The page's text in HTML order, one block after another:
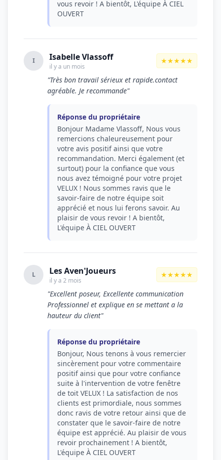
vous revoir ! A bientôt, L'équipe À CIEL
OUVERT
I Isabelle Vlassoff
il y a un mois
★★★★★
"Très bon travail sérieux et rapide.contact
agréable. Je recommande"
Réponse du propriétaire
Bonjour Madame Vlassoff, Nous vous
remercions chaleureusement pour
votre avis positif ainsi que votre
recommandation. Merci également (et
surtout) pour la confiance que vous
nous avez témoigné pour votre projet
VELUX ! Nous sommes ravis que le
savoir-faire de notre équipe soit
apprécié et nous lui ferons savoir. Au
plaisir de vous revoir ! A bientôt,
L'équipe À CIEL OUVERT
L Les Aven'Joueurs
il y a 2 mois
★★★★★
"Excellent poseur, Excellente communication
Professionnel et explique en se mettant a la
hauteur du client"
Réponse du propriétaire
Bonjour, Nous tenons à vous remercier
sincèrement pour votre commentaire
positif ainsi que pour votre confiance
suite à l'intervention de votre fenêtre
de toit VELUX ! La satisfaction de nos
clients est primordiale, nous sommes
donc ravis de votre retour ainsi que de
constater que le savoir-faire de notre
équipe est apprécié. Au plaisir de vous
revoir prochainement ! A bientôt,
L'équipe À CIEL OUVERT